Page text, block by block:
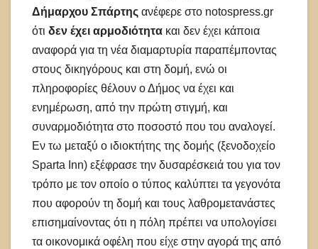
Δήμαρχου Σπάρτης ανέφερε στο notospress.gr
ότι δεν έχει αρμοδιότητα και δεν έχει κάποια
αναφορά για τη νέα διαμαρτυρία παραπέμποντας
στους δικηγόρους και στη δομή, ενώ οι
πληροφορίες θέλουν ο Δήμος να έχει και
ενημέρωση, από την πρώτη στιγμή, και
συναρμοδιότητα στο ποσοστό που του αναλογεί.
Εν τω μεταξύ ο ιδιοκτήτης της δομής (ξενοδοχείο
Sparta Inn) εξέφρασε την δυσαρέσκειά του για τον
τρόπο με τον οποίο ο τύπος καλύπτει τα γεγονότα
που αφορούν τη δομή και τους λαθρομετανάστες
επισημαίνοντας ότι η πόλη πρέπει να υπολογίσει
τα οικονομικά οφέλη που είχε στην αγορά της από